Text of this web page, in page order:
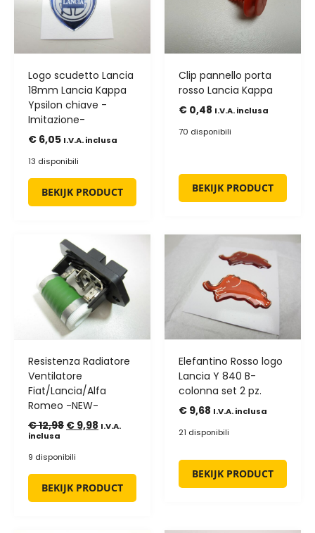
Logo scudetto Lancia
18mm Lancia Kappa
Ypsilon chiave -
Imitazione-
€ 6,05 I.V.A. inclusa
13 disponibili
BEKIJK PRODUCT
Clip pannello porta
rosso Lancia Kappa
€ 0,48 I.V.A. inclusa
70 disponibili
BEKIJK PRODUCT
Resistenza Radiatore
Ventilatore
Fiat/Lancia/Alfa
Romeo -NEW-
€12,98 € 9,98 I.V.A.
inclusa
9 disponibili
BEKIJK PRODUCT
Elefantino Rosso logo
Lancia Y 840 B-
colonna set 2 pz.
€ 9,68 I.V.A. inclusa
21 disponibili
BEKIJK PRODUCT